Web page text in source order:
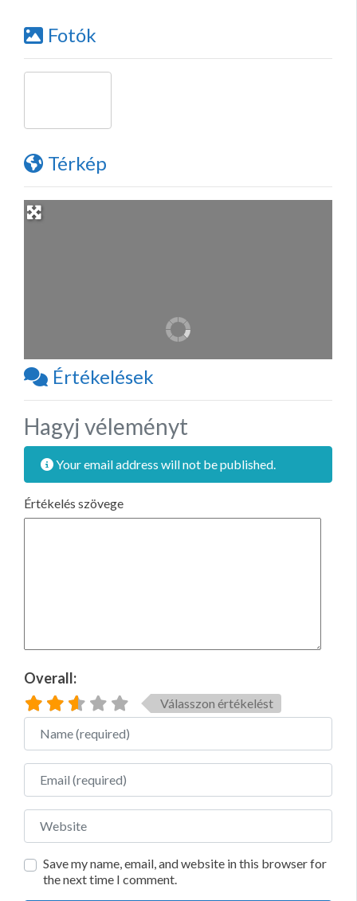
Fotók
Térkép
Értékelések
Hagyj véleményt
Your email address will not be published.
Értékelés szövege
Overall:
Válasszon értékelést
Name
Email
Website
Save my name, email, and website in this browser for
the next time I comment.